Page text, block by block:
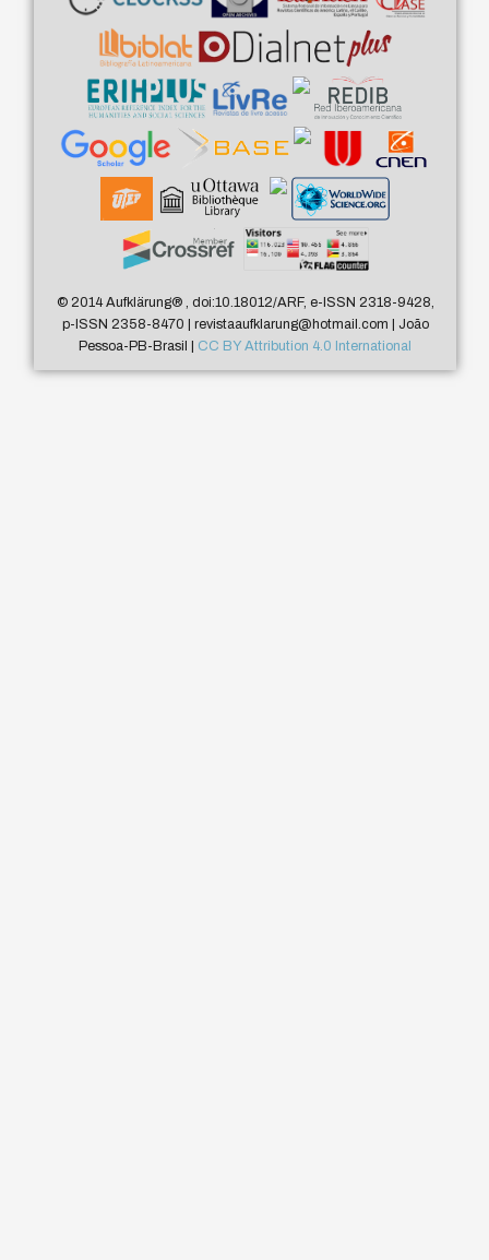
© 2014 Aufklärung®, doi:10.18012/ARF, e-ISSN 2318-9428,
p-ISSN 2358-8470 | revistaaufklarung@hotmail.com | João
Pessoa-PB-Brasil | CC BY Attribution 4.0 International